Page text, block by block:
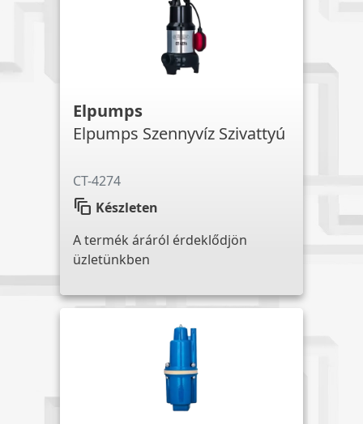
Elpumps
Elpumps Szennyvíz Szivattyú
CT-4274
auto_awesome_motion Készleten
A termék áráról érdeklődjön
üzletünkben